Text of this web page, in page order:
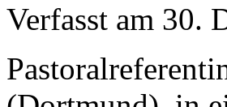
Verfasst am 30.